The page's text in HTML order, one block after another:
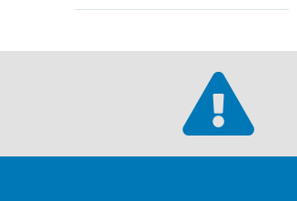
preço
era:
R$ 249,00.
preço
é:
R$ 230,00.